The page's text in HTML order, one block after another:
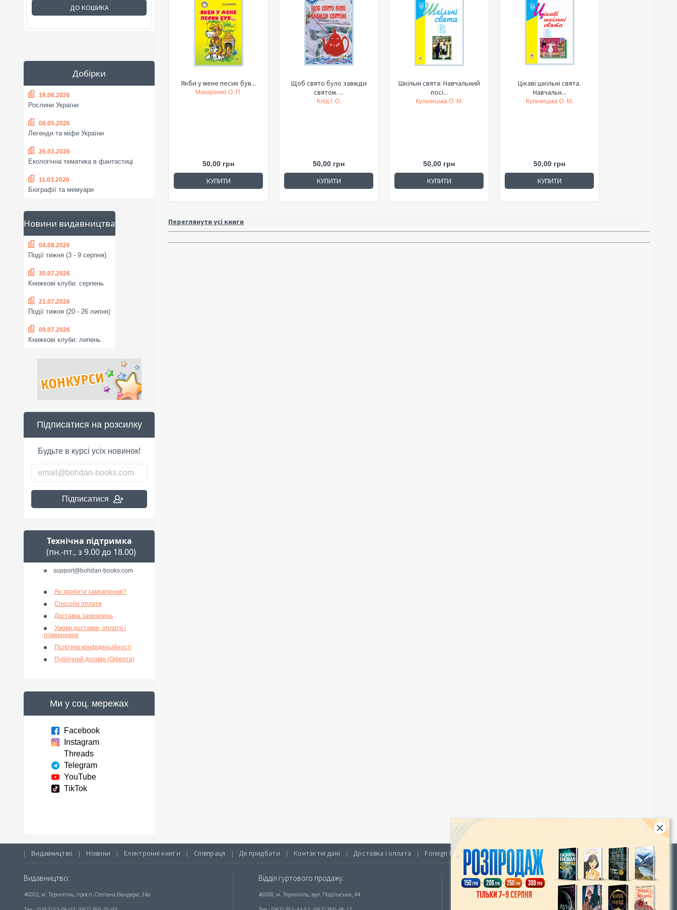
ДО КОШИКА
Добірки
19.06.2026
Рослини України
08.05.2026
Легенди та міфи України
26.03.2026
Екологічна тематика в фантастиці
11.03.2026
Біографії та мемуари
Новини видавництва
04.08.2026
Події тижня (3 - 9 серпня)
30.07.2026
Книжкові клуби: серпень
21.07.2026
Події тижня (20 - 26 липня)
09.07.2026
Книжкові клуби: липень
Підписатися на розсилку
Будьте в курсі усіх новинок!
Підписатися
Технічна підтримка
(пн.-пт., з 9.00 до 18.00)
support@bohdan-books.com
Як зробити замовлення?
Способи оплати
Доставка замовлень
Умови доставки, оплати і
повернення
Політика конфіденційності
Публічний договір (Оферта)
Ми у соц. мережах
Facebook
Instagram
Threads
Telegram
YouTube
TikTok
Якби у мене песик був...
Макаренко О. П.
50,00 грн
КУПИТИ
Щоб свято було завжди
святом. ...
Клід І. О.
50,00 грн
КУПИТИ
Шкільні свята: Навчальний
посі...
Кульчицька О. М.
50,00 грн
КУПИТИ
Цікаві шкільні свята.
Навчальн...
Кульчицька О. М.
50,00 грн
КУПИТИ
Переглянути усі книги
| Видавництво | Новини | Електронні книги | Співпраця | Де придбати | Контактні дані | Доставка і оплата | Foreign Rights |
Видавництво:
46002, м. Тернопіль, просп. Степана Бандери, 34а
Відділ гуртового продажу:
46008, м. Тернопіль, вул. Подільська, 44
Інтернет-магазин «Видавництво Богдан»:
46018, м. Тернопіль, А/С 529